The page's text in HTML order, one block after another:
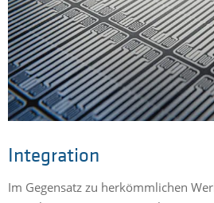
Integration
Im Gegensatz zu herkömmlichen